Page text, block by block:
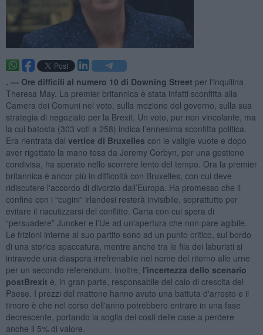
. — Ore difficili al numero 10 di Downing Street per l'inquilina
Theresa May. La premier britannica è stata infatti sconfitta alla
Camera dei Comuni nel voto, sulla mozione del governo, sulla sua
strategia di negoziato per la Brexit. Un voto, pur non vincolante, ma
la cui batosta (303 voti a 258) indica l’ennesima sconfitta politica.
Era rientrata dal vertice di Bruxelles con le valigie vuote e dopo
aver rigettato la mano tesa da Jeremy Corbyn, per una gestione
condivisa, ha sperato nello scorrere lento del tempo. Ora la premier
britannica è ancor più in difficoltà con Bruxelles, con cui deve
ridiscutere l'accordo di divorzio dall’Europa. Ha promesso che il
confine con i “cugini” irlandesi resterà invisibile, soprattutto per
evitare il riacutizzarsi del conflitto. Carta con cui spera di
“persuadere” Juncker e l’Ue ad un'apertura che non pare agibile.
Le frizioni interne al suo partito sono ad un punto critico, sul bordo
di una storica spaccatura, mentre anche tra le fila dei laburisti si
intravede una diaspora irrefrenabile nel nome del ritorno alle urne
per un secondo referendum. Inoltre, l'incertezza dello scenario
postBrexit è, in gran parte, responsabile del calo di crescita del
Paese. I prezzi del mattone hanno avuto una battuta d'arresto e il
timore è che nel corso dell'anno potrebbero entrare in una fase
decrescente, portando la soglia dei costi delle case a perdere
anche il 5% di valore.